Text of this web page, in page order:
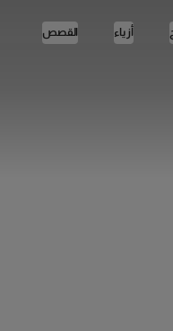
أزياء القصص